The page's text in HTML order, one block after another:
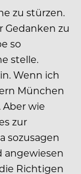
zu stürzen.
Gedanken zu
so
stelle.
Wenn ich
München
wie
zur
sozusagen
angewiesen
Richtigen